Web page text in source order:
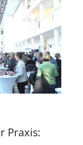
Praxis: